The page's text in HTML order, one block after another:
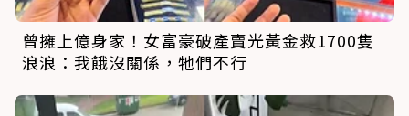
曾擁上億身家！女富豪破產賣光黃金救1700隻
浪浪：我餓沒關係，牠們不行